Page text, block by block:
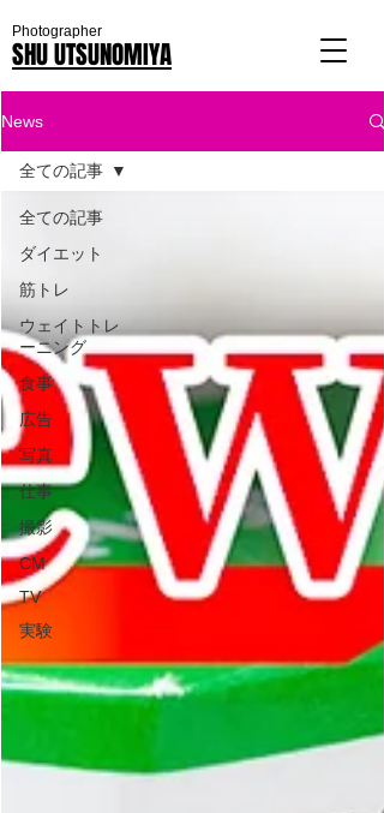
SHU UTSUNOMIYA
Photographer
News
全ての記事
ダイエット
筋トレ
ウェイトトレ
ーニング
食事
広告
写真
仕事
撮影
CM
TV
実験
全ての記事